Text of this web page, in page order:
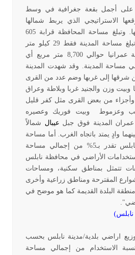
على أجمل بقعة جغرافية في وسط
الاستراتيجي الذي يربط شمالها
و
تبلغ مساحة المحافظة قرابة 605
كيلو متر مربع بينما تبلغ مساحة المدينة فقط 29 كيلو متر
عمرانيا
حوالي 8,700 متر مربع أي
مساحة المدينة. وقد شهدت المدينة
شرقها إلى غربها وضم عدد من القرى
وبيت وزن والجنيد غربا وبلاطة وعراق
وأجزاء من بعض القرى مثل كفر قليل
وعزموط وبيت فوريك وعصيره
المدينة فوق جبل عيبال شمالاً
وادٍ يمتد باتجاه الغرب. أما مساحة
البناء في محافظة نابلس تقدر بـ5% من إجمالي مساحة
الأراضي في محافظة نابلس
تتمثل بمناطق سكنية، ومساحات
المقترحة ومناطق زراعية وأخرى
منطقة البلدة القديمة كما هو موضح في
نابلس)
اراضي بلدية/مدينة نابلس بحسب
الاستخدام من إجمالي مساحة